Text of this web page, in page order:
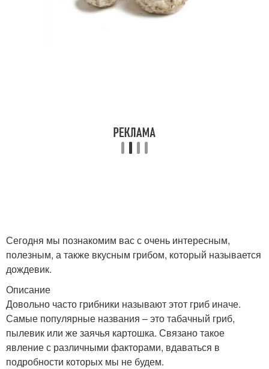
Сегодня мы познакомим вас с очень интересным,
полезным, а также вкусным грибом, который называется
дождевик.
Описание
Довольно часто грибники называют этот гриб иначе.
Самые популярные названия – это табачный гриб,
пылевик или же заячья картошка. Связано такое
явление с различными факторами, вдаваться в
подробности которых мы не будем.